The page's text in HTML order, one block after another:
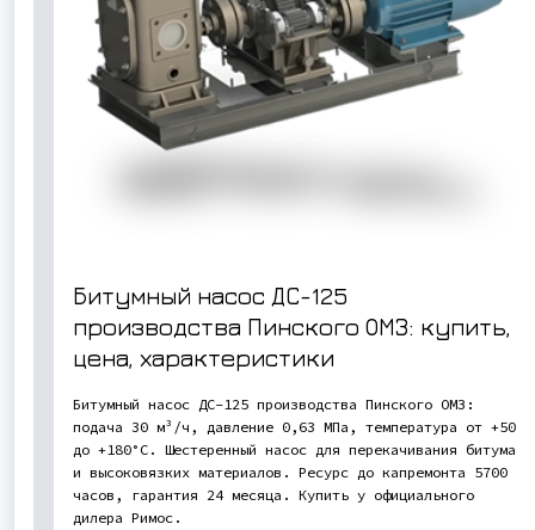
Битумный насос ДС-125
производства Пинского ОМЗ: купить,
цена, характеристики
Битумный насос ДС-125 производства Пинского ОМЗ:
подача 30 м³/ч, давление 0,63 МПа, температура от +50
до +180°С. Шестеренный насос для перекачивания битума
и высоковязких материалов. Ресурс до капремонта 5700
часов, гарантия 24 месяца. Купить у официального
дилера Римос.